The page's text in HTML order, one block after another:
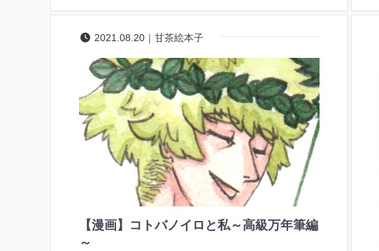
2021.08.20｜甘茶絵本子
【漫画】コトバノイロと私～高級万年筆編
～